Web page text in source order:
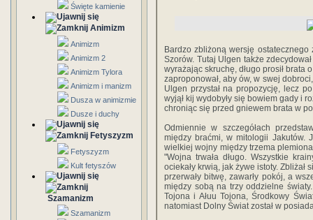
Święte kamienie
Animizm
Animizm
Animizm 2
Animizm Tylora
Animizm i manizm
Dusza w animizmie
Dusze i duchy
Fetyszyzm
Fetyszyzm
Kult fetyszów
Szamanizm
Szamanizm
Bardzo zbliżoną wersję
Szorów. Tutaj Ulgen także
wyrażając skruchę, długo prosił brata
zaproponował, aby ów, w swej
Ulgen przystał na propozycję, lecz
wyjął kij wydobyły się bowiem gady i
chroniąc się przed gniewem brata w
Odmiennie w szczegółach
między braćmi, w mitologii Jakutów.
wielkiej wojny między trzema
"Wojna trwała długo. Wszystkie
ociekały krwią, jak żywe istoty.
przerwały bitwę, zawarły pokój, a
między sobą na trzy oddzielne
Tojona i Ałuu Tojona, Środkowy
natomiast Dolny Świat został w